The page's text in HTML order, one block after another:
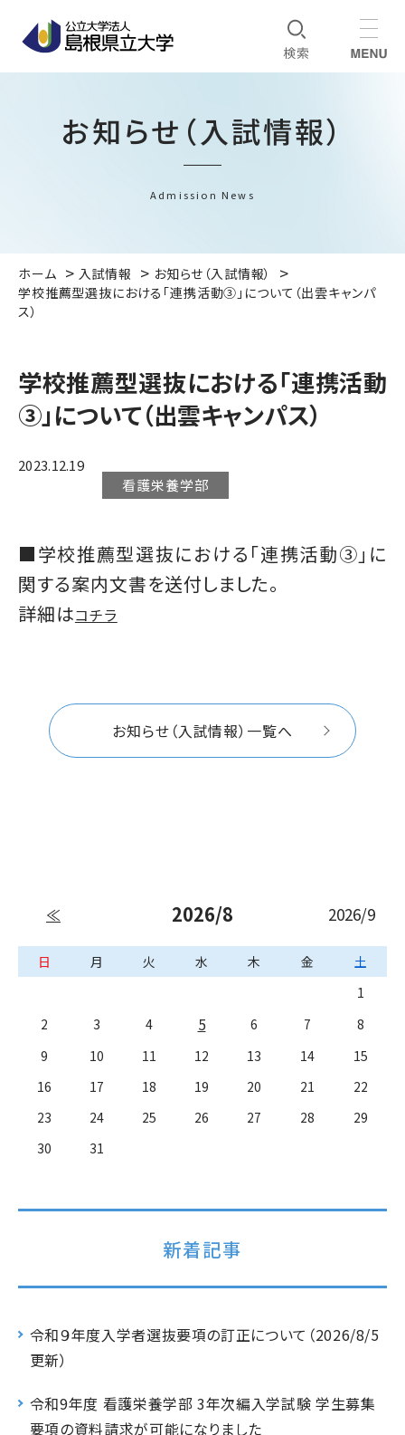
お知らせ（入試情報）
Admission News
ホーム 入試情報
お知らせ（入試情報）
学校推薦型選抜における「連携活動③」について（出雲キャンパ
ス）
学校推薦型選抜における「連携活動
③」について（出雲キャンパス）
2023.12.19
看護栄養学部
■学校推薦型選抜における「連携活動③」に
関する案内文書を送付しました。
詳細はコチラ
お知らせ（入試情報）一覧へ
≪ 2026/8 2026/9
日 月 火 水 木 金
土
1
2
3 4 5 6 7
8
9
10 11 12 13 14
15
16
17 18 19 20 21
22
23
24 25 26 27 28
29
30
31
新着記事
令和９年度入学者選抜要項の訂正について（2026/8/5
更新）
令和9年度 看護栄養学部 3年次編入学試験 学生募集
要項の資料請求が可能になりました